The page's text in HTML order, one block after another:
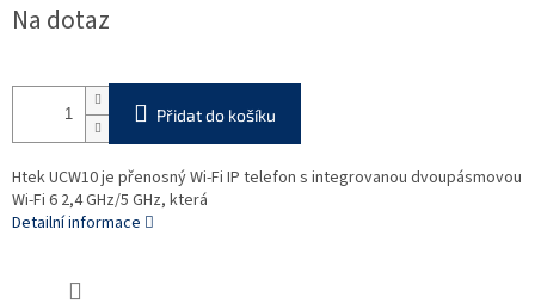
cena:
Na dotaz
Přidat do košíku
Htek UCW10 je přenosný Wi-Fi IP telefon s integrovanou dvoupásmovou
Wi-Fi 6 2,4 GHz/5 GHz, která
Detailní informace